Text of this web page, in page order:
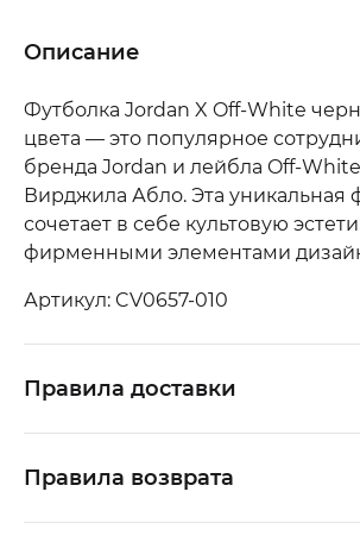
Описание
Футболка Jordan X Off-White
цвета — это популярное
бренда Jordan и лейбла Off-
Вирджила Абло. Эта уникальная
сочетает в себе культовую
фирменными элементами
Артикул: CV0657-010
Правила доставки
Правила возврата